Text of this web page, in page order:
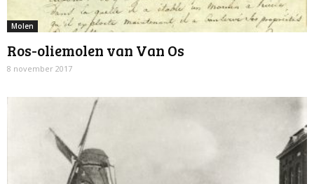
Molen
Ros-oliemolen van Van Os
8 november 2017